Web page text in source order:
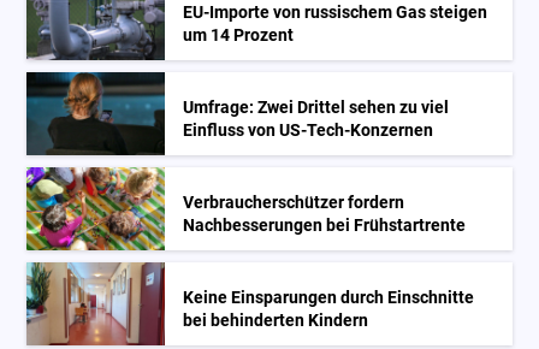
EU-Importe von russischem Gas steigen
um 14 Prozent
Umfrage: Zwei Drittel sehen zu viel
Einfluss von US-Tech-Konzernen
Verbraucherschützer fordern
Nachbesserungen bei Frühstartrente
Keine Einsparungen durch Einschnitte
bei behinderten Kindern